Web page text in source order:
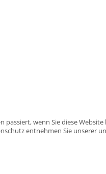
wenn Sie diese
entnehmen Sie unserer